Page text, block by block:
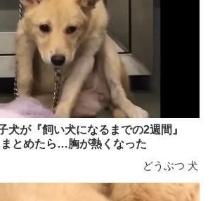
犬が『飼い犬になるまでの2週間』
とめたら…胸が熱くなった
どうぶつ 犬